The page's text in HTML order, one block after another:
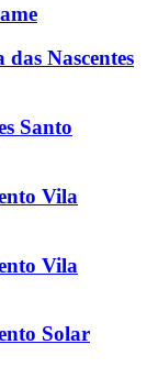
Nascentes
Santo
Vila
Vila
Solar